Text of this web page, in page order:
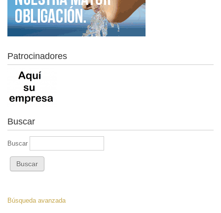
Patrocinadores
Buscar
Buscar
Búsqueda avanzada